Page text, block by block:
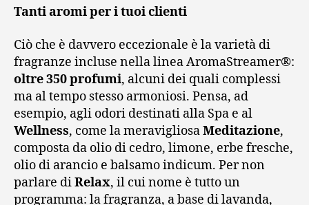
Tanti aromi per i tuoi clienti
Ciò che è davvero eccezionale è la varietà di
fragranze incluse nella linea AromaStreamer®:
oltre 350 profumi, alcuni dei quali complessi
ma al tempo stesso armoniosi. Pensa, ad
esempio, agli odori destinati alla Spa e al
Wellness, come la meravigliosaMeditazione,
composta da olio di cedro, limone, erbe fresche,
olio di arancio e balsamo indicum. Per non
parlare diRelax, il cui nome è tutto un
programma: la fragranza, a base di lavanda,